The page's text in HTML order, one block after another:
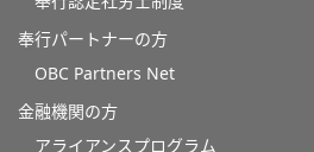
奉行パートナーの方
OBC Partners Net
金融機関の方
アライアンスプログラム